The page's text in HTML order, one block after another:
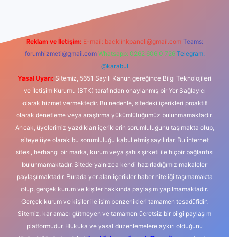
Reklam ve İletişim: E-mail: backlinkpaneli@gmail.com Teams:
forumhizmeti@gmail.com Whatsapp: 0262 606 0 726 Telegram:
@karabul
Yasal Uyarı: Sitemiz, 5651 Sayılı Kanun gereğince Bilgi Teknolojileri
ve İletişim Kurumu (BTK) tarafından onaylanmış bir Yer Sağlayıcı
olarak hizmet vermektedir. Bu nedenle, sitedeki içerikleri proaktif
olarak denetleme veya araştırma yükümlülüğümüz bulunmamaktadır.
Ancak, üyelerimiz yazdıkları içeriklerin sorumluluğunu taşımakta olup,
siteye üye olarak bu sorumluluğu kabul etmiş sayılırlar. Bu internet
sitesi, herhangi bir marka, kurum veya şahıs şirketi ile hiçbir bağlantısı
bulunmamaktadır. Sitede yalnızca kendi hazırladığımız makaleler
paylaşılmaktadır. Burada yer alan içerikler haber niteliği taşımamakta
olup, gerçek kurum ve kişiler hakkında paylaşım yapılmamaktadır.
Gerçek kurum ve kişiler ile isim benzerlikleri tamamen tesadüfidir.
Sitemiz, kar amacı gütmeyen ve tamamen ücretsiz bir bilgi paylaşım
platformudur. Hukuka ve yasal düzenlemelere aykırı olduğunu